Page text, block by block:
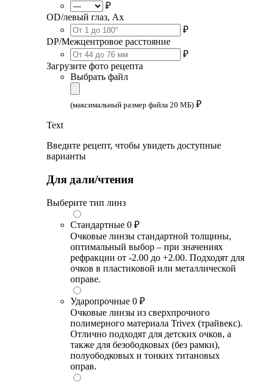
₽
OD/левый глаз, Ax
₽
DP/Межцентровое расстояние
₽
Загрузите фото рецепта
Выбрать файл
(максимальный размер файла 20 МБ) ₽
Text
Введите рецепт, чтобы увидеть доступные
варианты
Для дали/чтения
Выберите тип линз
Стандартные 0 ₽
Очковые линзы стандартной толщины,
оптимальный выбор – при значениях
рефракции от -2.00 до +2.00. Подходят для
очков в пластиковой или металлической
оправе.
Ударопрочные 0 ₽
Очковые линзы из сверхпрочного
полимерного материала Trivex (трайвекс).
Отлично подходят для детских очков, а
также для безободковых (без рамки),
полуободковых и тонких титановых
оправ.